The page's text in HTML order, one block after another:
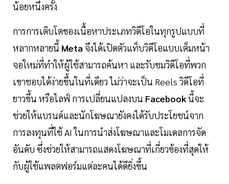
น้อยหนึ่งครั้ง
การการเติบโตของเนื้อหาประเภทวิดีโอในทุกรูปแบบที่
หลากหลายนี้ Meta จึงได้เปิดตัวแท็บวิดีโอแบบเต็มหน้า
จอใหม่ที่ทำให้ผู้ใช้สามารถค้นหา และรับชมวิดีโอที่พวก
เขาชอบได้ง่ายขึ้นในที่เดียว ไม่ว่าจะเป็น Reels วิดีโอที่
ยาวขึ้น หรือไลฟ์ การเปลี่ยนแปลงบน Facebookนี้จะ
ช่วยให้แบรนด์และนักโฆษณายังคงได้รับประโยชน์จาก
การลงทุนที่ใช้ AI ในการนำส่งโฆษณาและโมเดลการจัด
อันดับ ซึ่งช่วยให้สามารถแสดงโฆษณาที่เกี่ยวข้องที่สุดให้
กับผู้ใช้แพลตฟอร์มแต่ละคนได้ดียิ่งขึ้น